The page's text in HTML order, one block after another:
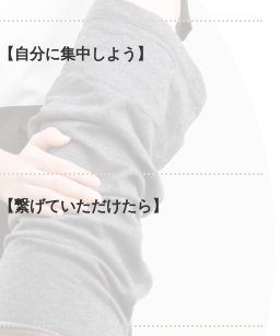
【自分に集中しよう】
【繋げていただけたら】